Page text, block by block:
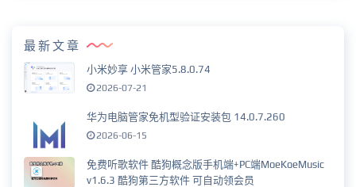
最新文章
小米妙享 小米管家5.8.0.74
2026-07-21
华为电脑管家免机型验证安装包 14.0.7.260
2026-06-15
免费听歌软件 酷狗概念版手机端+PC端MoeKoeMusic
v1.6.3 酷狗第三方软件 可自动领会员